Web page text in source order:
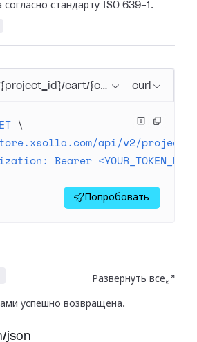
согласно стандарту ISO 639-1.
cart/{cart_id}curl
\
api/v2/
Bearer
Попробовать
Развернуть все
успешно возвращена.
json